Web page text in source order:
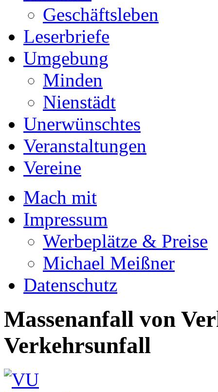
Geschäftsleben
Leserbriefe
Umgebung
Minden
Nienstädt
Unerwünschtes
Veranstaltungen
Vereine
Mach mit
Impressum
Werbeplätze & Preise
Michael Meißner
Datenschutz
Massenanfall von
Verkehrsunfall